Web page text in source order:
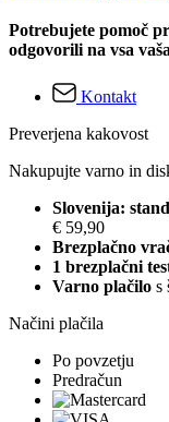
Potrebujete pomoč
odgovorili na vsa
Kontakt
Preverjena kakovost
Nakupujte varno in
Slovenija:
€ 59,90
Brezplačno
1 brezplačni
Varno plačilo s
Načini plačila
Po povzetju
Predračun